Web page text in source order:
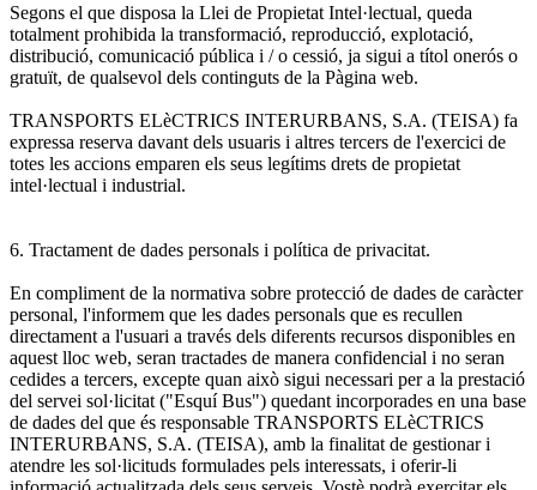
Segons el que disposa la Llei de Propietat Intel·lectual, queda
totalment prohibida la transformació, reproducció, explotació,
distribució, comunicació pública i / o cessió, ja sigui a títol onerós o
gratuït, de qualsevol dels continguts de la Pàgina web.
TRANSPORTS ELèCTRICS INTERURBANS, S.A. (TEISA) fa
expressa reserva davant dels usuaris i altres tercers de l'exercici de
totes les accions emparen els seus legítims drets de propietat
intel·lectual i industrial.
6. Tractament de dades personals i política de privacitat.
En compliment de la normativa sobre protecció de dades de caràcter
personal, l'informem que les dades personals que es recullen
directament a l'usuari a través dels diferents recursos disponibles en
aquest lloc web, seran tractades de manera confidencial i no seran
cedides a tercers, excepte quan això sigui necessari per a la prestació
del servei sol·licitat ("Esquí Bus") quedant incorporades en una base
de dades del que és responsable TRANSPORTS ELèCTRICS
INTERURBANS, S.A. (TEISA), amb la finalitat de gestionar i
atendre les sol·licituds formulades pels interessats, i oferir-li